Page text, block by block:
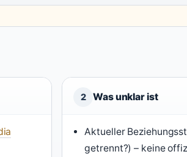
2 Was unklar ist
Aktueller
getrennt?) – keine